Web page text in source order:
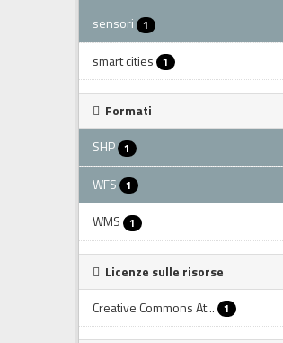
sensori 1
smart cities 1
Formati
SHP 1
WFS 1
WMS 1
Licenze sulle risorse
Creative Commons At... 1